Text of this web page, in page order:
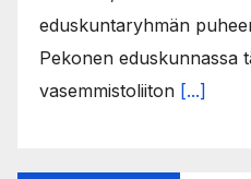
eduskuntaryhmän
Pekonen eduskunnassa
vasemmistoliiton [...]